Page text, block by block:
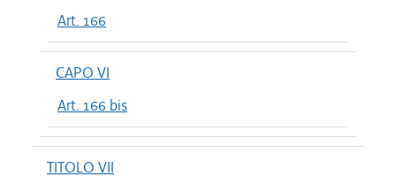
Art. 166
CAPO VI
Art. 166 bis
TITOLO VII